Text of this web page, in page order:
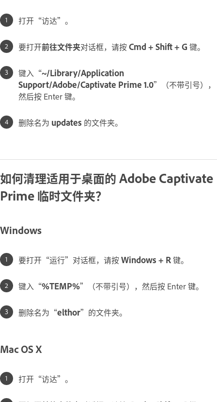
打开“访达”。
要打开前往文件夹对话框，请按Cmd + Shift + G 键。
键入“~/Library/Application
Support/Adobe/Captivate Prime 1.0”（不带引号），
然后按 Enter 键。
删除名为 updates 的文件夹。
如何清理适用于桌面的 Adobe Captivate
Prime 临时文件夹？
Windows
要打开“运行”对话框，请按Windows + R键。
键入“%TEMP%”（不带引号），然后按 Enter 键。
删除名为“elthor”的文件夹。
Mac OS X
打开“访达”。